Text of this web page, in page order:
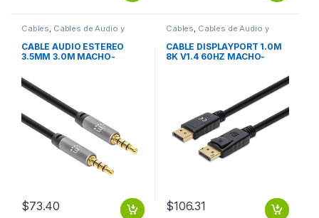
Cables, Cables de Audio y
CABLE AUDIO ESTEREO
3.5MM 3.0M MACHO-
$73.40
Cables, Cables de Audio y
CABLE DISPLAYPORT 1.0M
8K V1.4 60HZ MACHO-
$106.31